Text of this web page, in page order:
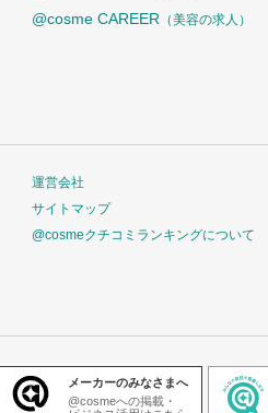
@cosme CAREER （美容の求人）
運営会社
サイトマップ
@cosmeクチコミランキングについて
メーカーのみなさまへ
@cosmeへの掲載・